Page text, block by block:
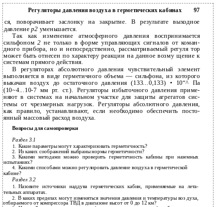
Регуляторы давления воздуха в герметических кабинах
97
ся, поворачивает заслонку на закрытие. В результате выходное
давлениер2 уменьшается.
Так как изменение атмосферного давления воспринимается
сильфоном2не только в форме управляющих сигналов от коман­
дного прибора, но и непосредственно, рассматриваемый регуля­ тор
может быть отнесен по характеру реакции на данное возму­ щение к
системам прямого действия.
В регуляторах абсолютного давления чувствительный элемент
выполняется в виде герметичного объема — сильфона, из которого
выкачан воздух до остаточного давления (133...0,133) • 10“^ Па
(10~4...10-7 мм рт. ст.). Регуляторы избыточного давления приме­
няют в системах на начальном участке для защиты агрегатов сис­
темы от чрезмерных нагрузок. Регуляторы абсолютного давления,
как правило, устанавливают, если необходимо обеспечить посто­
янный массовый расход воздуха.
Вопросы для самопроверки
Раздел 3.1
1. Какие параметры могут характеризовать герметичность?
2. Из каких соображений выбраны нормы герметичности?
3. Какими методами можно проверить герметичность кабины при наземных
испытаниях?
4. Какими способами можно регулировать давление воздуха в герметической
кабине?
Раздел 3.2
1.
Назовите источники наддува герметических кабин, применяемые на лета­
тельных аппаратах.
2.
В каких пределах могут изменяться значения давления и температуры воз­ духа,
отбираемого от компрессора ТВД в диапазоне высот от 0 до 12 км?